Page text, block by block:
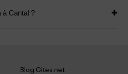
à Cantal ?
Blog Gites.net